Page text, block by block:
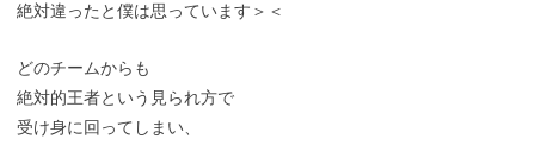
絶対違ったと僕は思っています＞＜
どのチームからも
絶対的王者という見られ方で
受け身に回ってしまい、